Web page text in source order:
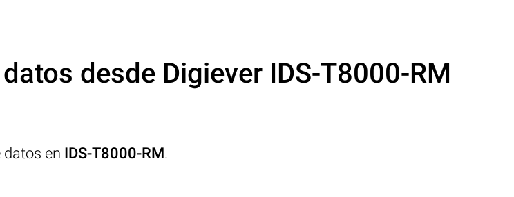
desde Digiever IDS-T8000-RM
datos en IDS-T8000-RM.